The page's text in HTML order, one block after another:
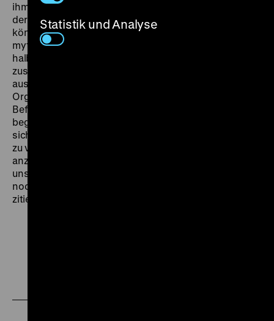
ihm ist ein eigener Kern an Bedeutungen vorbehalten,
der durch nichts anderes wiedergegeben werden
könnte. Wenn wir einen Eigennamen, eine Geste, ein
mythisches Wunder wiederholen, drücken wir in einer
halben Zeile, in wenigen Silben, einen
zusammengesetzten und komprimierten Sachverhalt
aus, das Mark der Realität, das einen ganzen
Organismus der Leidenschaft, der menschlichen
Befindlichkeit belebt und nährt – einen ganzen
begrifflichen Zusammenhang. […] Wir wissen, daß die
sicherste – und die schnellste – Art sich in Erstaunen
zu versetzen ist, einen selben Gegenstand starr
anzuschauen. Eines schönen Tages – o Wunder – wird
uns dieser Gegenstand erscheinen, als hätten wir ihn
noch nie zuvor gesehen.“ (Huillet und Straub, Pavese
zitierend) (mn)
Statistik und Analyse